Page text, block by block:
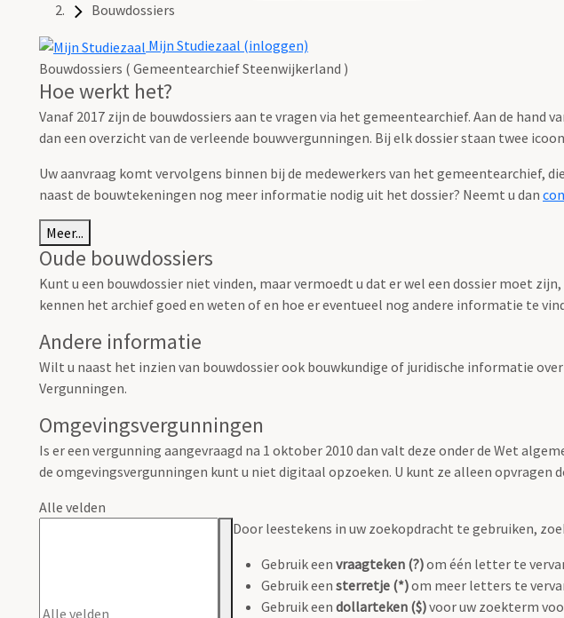
Bouwdossiers
Mijn Studiezaal (inloggen)
Bouwdossiers ( Gemeentearchief Steenwijkerland )
Hoe werkt het?
Vanaf 2017 zijn de bouwdossiers aan te vragen via het gemeentearchief. Aan de hand
dan een overzicht van de verleende bouwvergunningen. Bij elk dossier staan twee
Uw aanvraag komt vervolgens binnen bij de medewerkers van het gemeentearchief,
naast de bouwtekeningen nog meer informatie nodig uit het dossier? Neemt u dan
Meer...
Oude bouwdossiers
Kunt u een bouwdossier niet vinden, maar vermoedt u dat er wel een dossier moet
kennen het archief goed en weten of en hoe er eventueel nog andere informatie te
Andere informatie
Wilt u naast het inzien van bouwdossier ook bouwkundige of juridische informatie over
Vergunningen.
Omgevingsvergunningen
Is er een vergunning aangevraagd na 1 oktober 2010 dan valt deze onder de Wet
de omgevingsvergunningen kunt u niet digitaal opzoeken. U kunt ze alleen opvragen
Alle velden
Door leestekens in uw zoekopdracht te gebruiken,
Gebruik een vraagteken (?)om één letter te
Gebruik een sterretje (*)om meer letters te
Gebruik een dollarteken ($)voor uw zoekterm